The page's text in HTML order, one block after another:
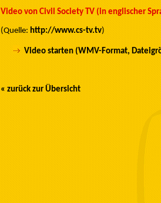
Video von Civil Society TV (in englischer
(Quelle: http://www.cs-tv.tv)
Video starten (WMV-Format,
« zurück zur Übersicht